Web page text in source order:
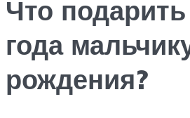
Что
года
рождения?